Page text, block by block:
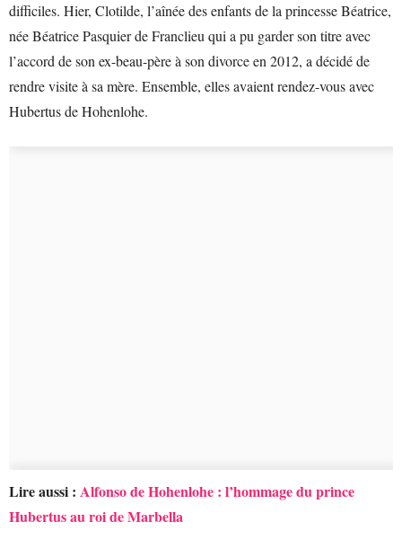
difficiles. Hier, Clotilde, l’aînée des enfants de la princesse Béatrice,
née Béatrice Pasquier de Franclieu qui a pu garder son titre avec
l’accord de son ex-beau-père à son divorce en 2012, a décidé de
rendre visite à sa mère. Ensemble, elles avaient rendez-vous avec
Hubertus de Hohenlohe.
Lire aussi : Alfonso de Hohenlohe : l’hommage du prince
Hubertus au roi de Marbella